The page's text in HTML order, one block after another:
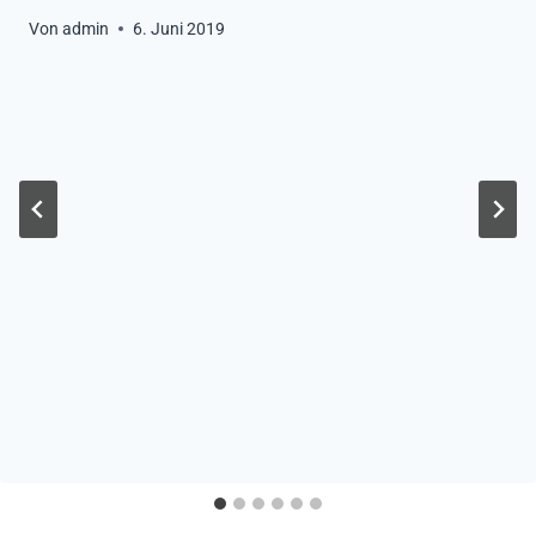
Von admin 6. Juni 2019